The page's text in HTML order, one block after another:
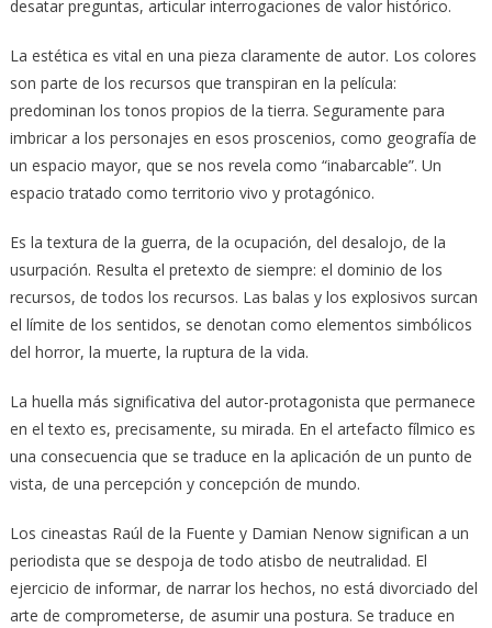
desatar preguntas, articular interrogaciones de valor histórico.
La estética es vital en una pieza claramente de autor. Los colores
son parte de los recursos que transpiran en la película:
predominan los tonos propios de la tierra. Seguramente para
imbricar a los personajes en esos proscenios, como geografía de
un espacio mayor, que se nos revela como “inabarcable”. Un
espacio tratado como territorio vivo y protagónico.
Es la textura de la guerra, de la ocupación, del desalojo, de la
usurpación. Resulta el pretexto de siempre: el dominio de los
recursos, de todos los recursos. Las balas y los explosivos surcan
el límite de los sentidos, se denotan como elementos simbólicos
del horror, la muerte, la ruptura de la vida.
La huella más significativa del autor-protagonista que permanece
en el texto es, precisamente, su mirada. En el artefacto fílmico es
una consecuencia que se traduce en la aplicación de un punto de
vista, de una percepción y concepción de mundo.
Los cineastas Raúl de la Fuente y Damian Nenow significan a un
periodista que se despoja de todo atisbo de neutralidad. El
ejercicio de informar, de narrar los hechos, no está divorciado del
arte de comprometerse, de asumir una postura. Se traduce en